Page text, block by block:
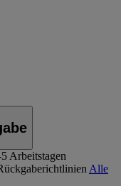
Arbeitstagen
Alle